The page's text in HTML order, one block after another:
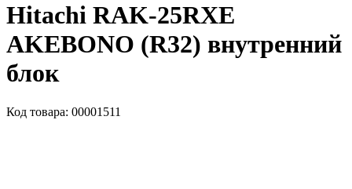
Hitachi RAK-25RXE
AKEBONO (R32) внутренний
блок
Код товара: 00001511